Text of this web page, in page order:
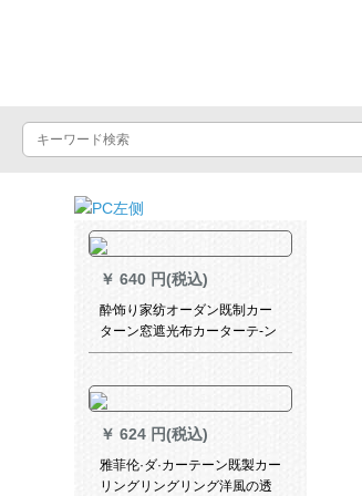
￥ 640 円(税込)
酔饰り家纺オーダン既制カー
ターン窓遮光布カーターテ-ン
寝室ベロダ断热カーターテー
桃の花2枚*2.7高フルピニング
1枚
￥ 624 円(税込)
雅菲伦·ダ·カーテーン既製カー
リングリングリング洋風の透